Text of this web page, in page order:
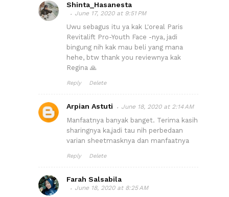
Shinta_Hasanesta
June 17, 2020 at 9:51 PM
Uwu sebagus itu ya kak L'oreal Paris
Revitalift Pro-Youth Face -nya, jadi
bingung nih kak mau beli yang mana
hehe, btw thank you reviewnya kak
Regina 🙏
Reply Delete
Arpian Astuti June 18, 2020 at 2:14 AM
Manfaatnya banyak banget. Terima kasih
sharingnya ka,jadi tau nih perbedaan
varian sheetmasknya dan manfaatnya
Reply Delete
Farah Salsabila
June 18, 2020 at 8:25 AM